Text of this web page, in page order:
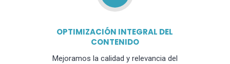
OPTIMIZACIÓN INTEGRAL DEL
CONTENIDO
Mejoramos la calidad y relevancia del